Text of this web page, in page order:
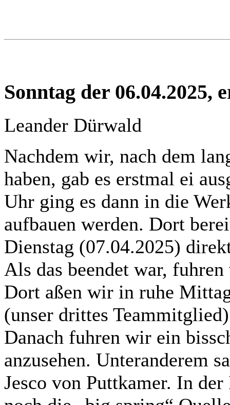
Sonntag der 06.04.2025,
Leander Dürwald
Nachdem wir, nach dem
haben, gab es erstmal ei
Uhr ging es dann in die
aufbauen werden. Dort
Dienstag (07.04.2025)
Als das beendet war,
Dort aßen wir in ruhe
(unser drittes
Danach fuhren wir ein
anzusehen. Unteranderem
Jesco von Puttkamer. In